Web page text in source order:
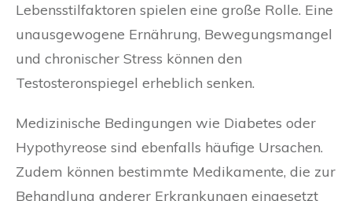
Lebensstilfaktoren spielen eine große Rolle. Eine
unausgewogene Ernährung, Bewegungsmangel
und chronischer Stress können den
Testosteronspiegel erheblich senken.
Medizinische Bedingungen wie Diabetes oder
Hypothyreose sind ebenfalls häufige Ursachen.
Zudem können bestimmte Medikamente, die zur
Behandlung anderer Erkrankungen eingesetzt